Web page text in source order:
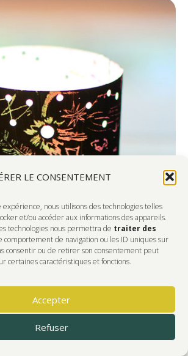
LE CONSENTEMENT
nous utilisons des technologies telles
et/ou accéder aux informations des appareils.
technologies nous permettra de traiter des
comportement de navigation ou les ID uniques sur
consentir ou de retirer son consentement peut
certaines caractéristiques et fonctions.
Accepter
Refuser